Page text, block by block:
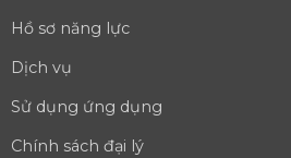
Hồ sơ năng lực
Dịch vụ
Sử dụng ứng dụng
Chính sách đại lý